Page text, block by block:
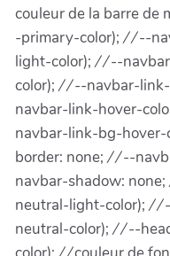
couleur de la barre de
-primary-color);/ /--
light-color);/ /--
color);/ /--navbar-
navbar-link-hover-
navbar-link-bg-
border: none;/ /--
navbar-shadow: none;
neutral-light-color);/ /
neutral-color);/ /--